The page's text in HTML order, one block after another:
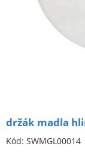
Ploty a
Úložné
Leštění
držák madla
Kód: SWMGL00014